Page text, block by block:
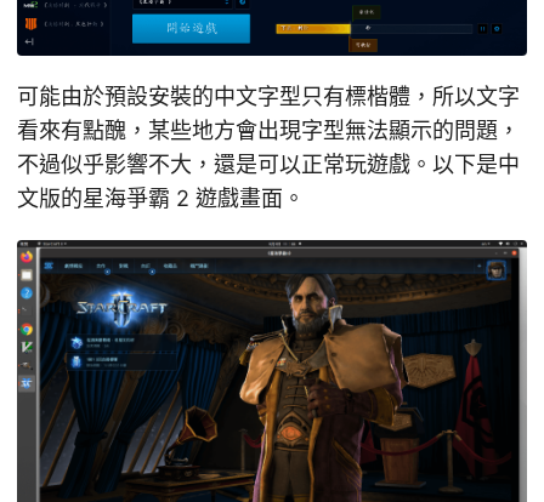
可能由於預設安裝的中文字型只有標楷體，所以文字
看來有點醜，某些地方會出現字型無法顯示的問題，
不過似乎影響不大，還是可以正常玩遊戲。以下是中
文版的星海爭霸 2 遊戲畫面。